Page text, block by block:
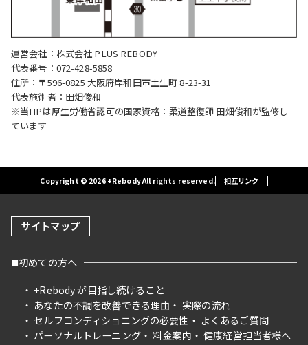
運営会社：株式会社 PLUS REBODY
代表番号：072-428-5858
住所：〒596-0825 大阪府岸和田市土生町 8-23-31
代表施術者：田畑俊和
※当HPは厚生労働省認可の国家資格：柔道整復師 田畑俊和が監修し
ています
Copyright © 2026 +Rebody All rights reserved. 相互リンク
サイトマップ
初めての方へ
+Rebody が目指し続けること
あなたの不調を改善できる理由
実際の流れ
セルフコンディショニングの必要性
よくあるご質問
パーソナルトレーニング
料金案内 健康経営担当者様へ